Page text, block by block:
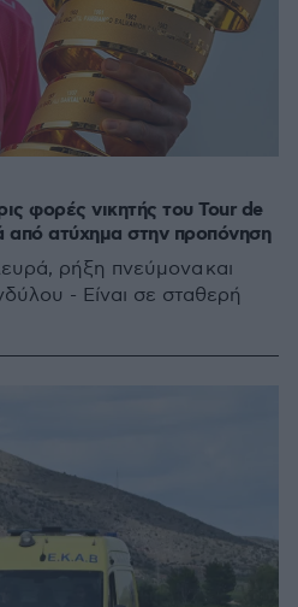
φορές νικητής του Tour de
ατύχημα στην προπόνηση
ρήξη πνεύμονα και
- Είναι σε σταθερή